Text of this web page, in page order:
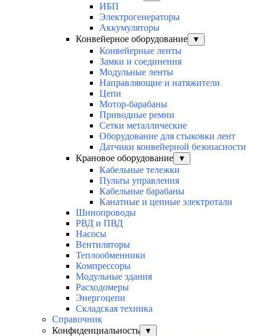
ИБП
Электрогенераторы
Аккумуляторы
Конвейерное оборудование
▼
Конвейерные ленты
Замки и соединения
Модульные ленты
Направляющие и натяжители
Цепи
Мотор-барабаны
Приводные ремни
Сетки металлические
Оборудование для стыковки лент
Датчики конвейерной безопасности
Крановое оборудование
▼
Кабельные тележки
Пульты управления
Кабельные барабаны
Канатные и цепные электротали
Шинопроводы
РВД и ПВД
Насосы
Вентиляторы
Теплообменники
Компрессоры
Модульные здания
Расходомеры
Энергоцепи
Складская техника
Справочник
Конфиденциальность
▼